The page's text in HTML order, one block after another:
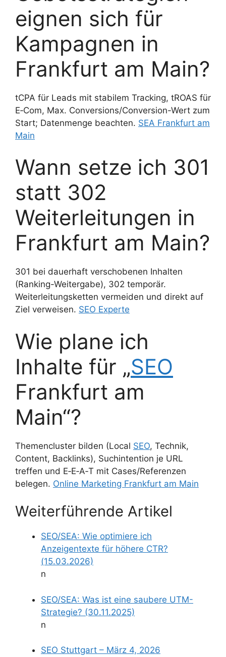
eignen sich für
Kampagnen in
Frankfurt am Main?
tCPA für Leads mit stabilem Tracking, tROAS für
E‑Com, Max. Conversions/Conversion-Wert zum
Start; Datenmenge beachten. SEA Frankfurt am
Main
Wann setze ich 301
statt 302
Weiterleitungen in
Frankfurt am Main?
301 bei dauerhaft verschobenen Inhalten
(Ranking-Weitergabe), 302 temporär.
Weiterleitungsketten vermeiden und direkt auf
Ziel verweisen. SEO Experte
Wie plane ich
Inhalte für „SEO
Frankfurt am
Main“?
Themencluster bilden (Local SEO, Technik,
Content, Backlinks), Suchintention je URL
treffen und E‑E‑A‑T mit Cases/Referenzen
belegen. Online Marketing Frankfurt am Main
Weiterführende Artikel
SEO/SEA: Wie optimiere ich
Anzeigentexte für höhere CTR?
(15.03.2026)
n
SEO/SEA: Was ist eine saubere UTM-
Strategie? (30.11.2025)
n
SEO Stuttgart – März 4, 2026